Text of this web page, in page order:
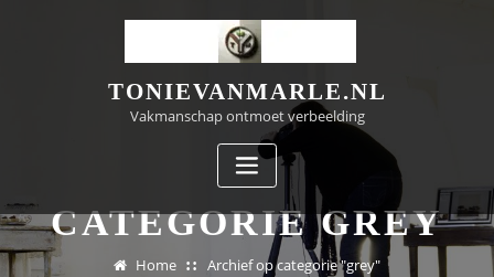
TONIEVANMARLE.NL
Vakmanschap ontmoet verbeelding
CATEGORIE GREY
Home Archief op categorie "grey"